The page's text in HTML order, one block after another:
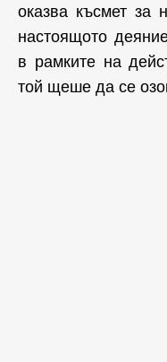
оказва късмет за
настоящото
в рамките на
той щеше да се